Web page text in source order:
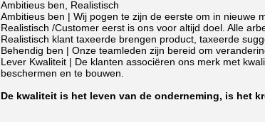
Ambitieus ben, Realistisch
Ambitieus ben | Wij pogen te zijn de eerste om in nieuwe
Realistisch /Customer eerst is ons voor altijd doel. Alle
Realistisch klant taxeerde brengen product, taxeerde
Behendig ben | Onze teamleden zijn bereid om
Lever Kwaliteit | De klanten associëren ons merk met
beschermen en te bouwen.
De kwaliteit is het leven van de onderneming, is het